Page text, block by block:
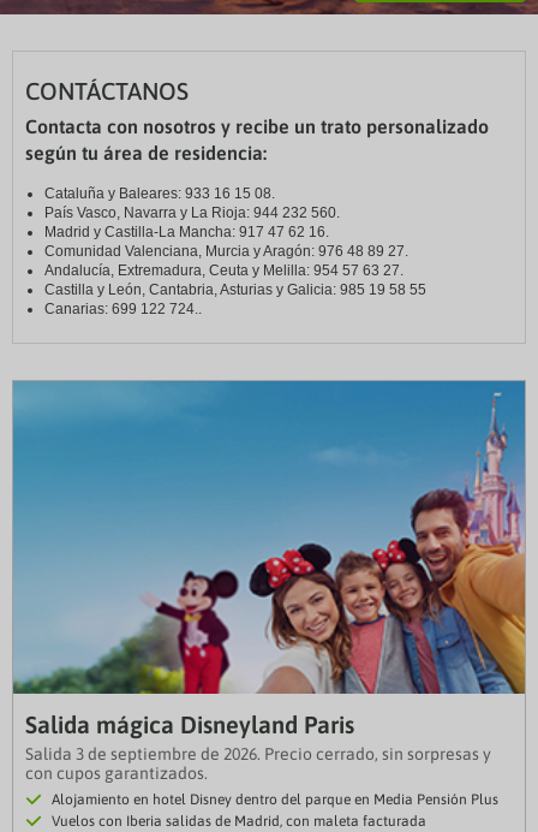
CONTÁCTANOS
Contacta con nosotros y recibe un trato personalizado
según tu área de residencia:
Cataluña y Baleares: 933 16 15 08.
País Vasco, Navarra y La Rioja: 944 232 560.
Madrid y Castilla-La Mancha: 917 47 62 16.
Comunidad Valenciana, Murcia y Aragón: 976 48 89 27.
Andalucía, Extremadura, Ceuta y Melilla: 954 57 63 27.
Castilla y León, Cantabria, Asturias y Galicia: 985 19 58 55
Canarias: 699 122 724..
Salida mágica Disneyland Paris
Salida 3 de septiembre de 2026. Precio cerrado, sin sorpresas y
con cupos garantizados.
Alojamiento en hotel Disney dentro del parque en Media Pensión Plus
Vuelos con Iberia salidas de Madrid, con maleta facturada